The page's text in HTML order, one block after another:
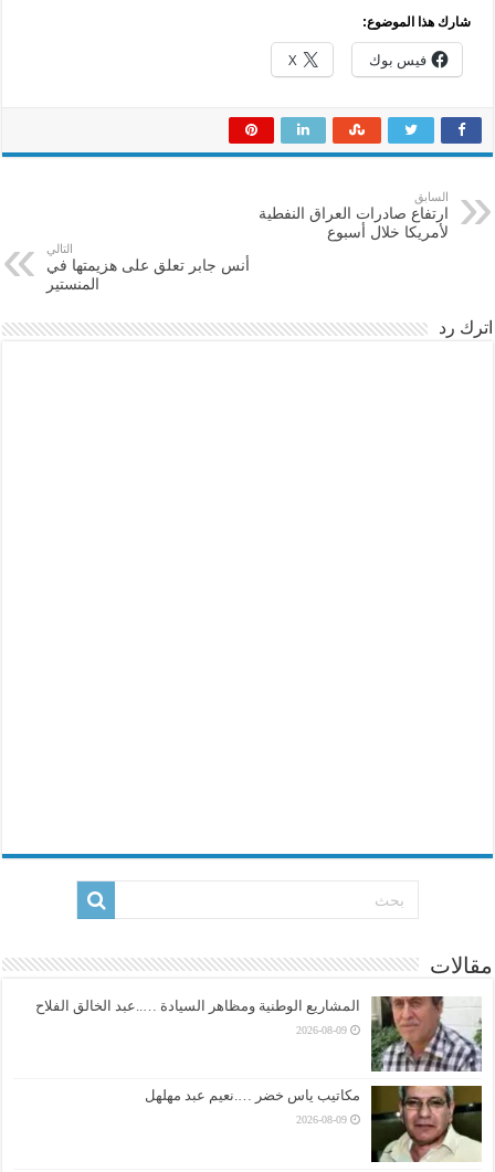
شارك هذا الموضوع:
فيس بوك X
السابق
ارتفاع صادرات العراق النفطية
لأمريكا خلال أسبوع
التالي
أنس جابر تعلق على هزيمتها في
المنستير
اترك رد
مقالات
المشاريع الوطنية ومظاهر السيادة …..عبد الخالق الفلاح
2026-08-09
مكاتيب ياس خضر ….نعيم عبد مهلهل
2026-08-09